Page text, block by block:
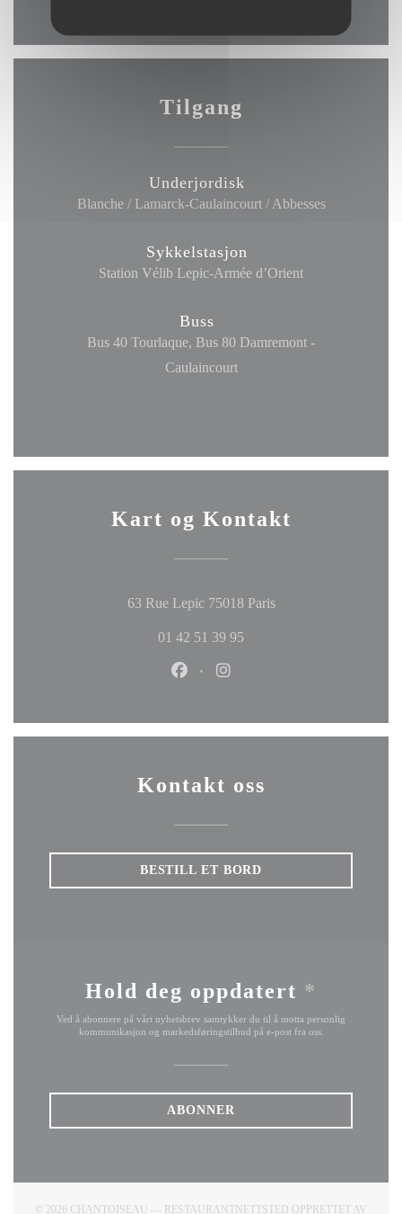
Tilgang
Underjordisk
Blanche / Lamarck-Caulaincourt / Abbesses
Sykkelstasjon
Station Vélib Lepic-Armée d’Orient
Buss
Bus 40 Tourlaque, Bus 80 Damremont -
Caulaincourt
Kart og Kontakt
63 Rue Lepic 75018 Paris((åpner i et nytt
01 42 51 39 95
Facebook ((åpner i et nytt vindu))
Kontakt oss
BESTILL ET BORD
Hold deg oppdatert *
Ved å abonnere på vårt nyhetsbrev samtykker du til å motta personlig
kommunikasjon og markedsføringstilbud på e-post fra oss.
ABONNER
© 2026 CHANTOISEAU — RESTAURANTNETTSTED OPPRETTET AV